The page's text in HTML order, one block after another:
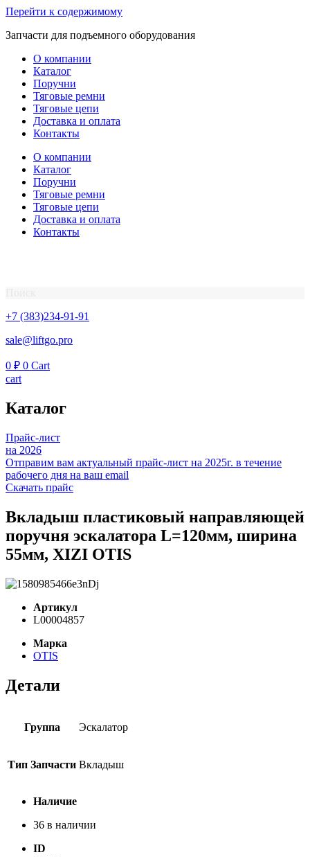
Перейти к содержимому
Запчасти для подъемного оборудования
О компании
Каталог
Поручни
Тяговые ремни
Тяговые цепи
Доставка и оплата
Контакты
О компании
Каталог
Поручни
Тяговые ремни
Тяговые цепи
Доставка и оплата
Контакты
+7 (383)234-91-91
sale@liftgo.pro
0 ₽ 0 Cart
cart
Каталог
Прайс-лист
на 2026
Отправим вам актуальный прайс-лист на 2025г. в течение
рабочего дня на ваш email
Скачать прайс
Вкладыш пластиковый направляющей
поручня эскалатора L=120мм, ширина
55мм, XIZI OTIS
Артикул
L00004857
Марка
OTIS
Детали
Группа Эскалатор
Тип Запчасти Вкладыш
Наличие
36 в наличии
ID